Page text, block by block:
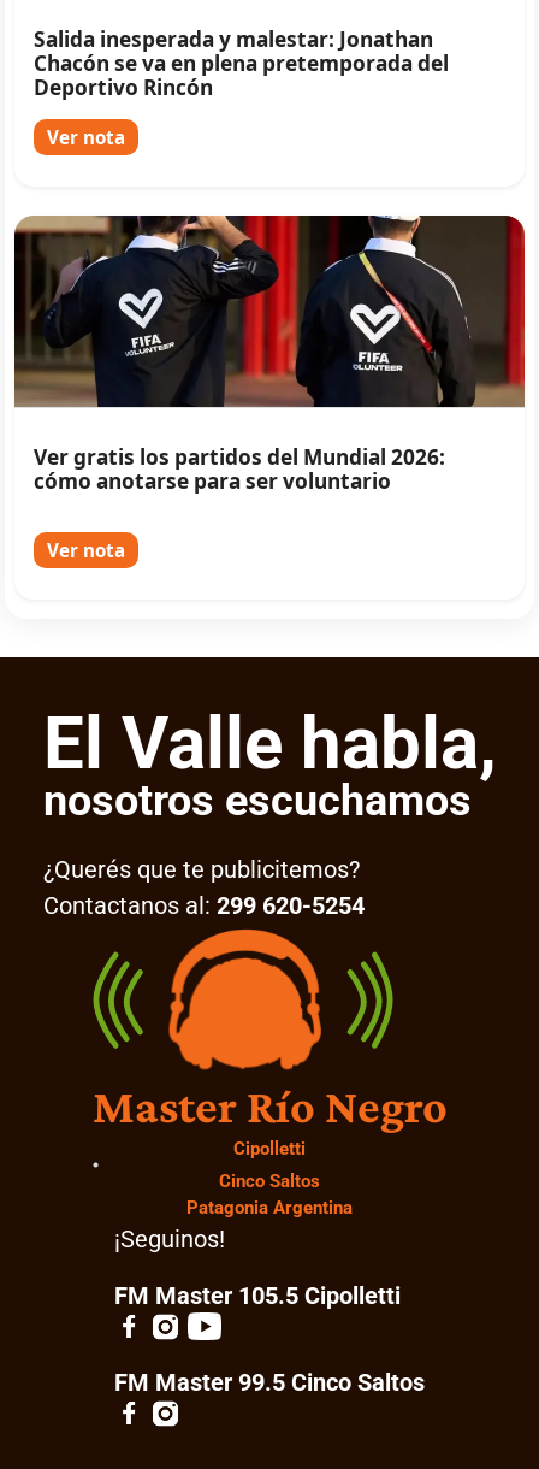
Salida inesperada y malestar: Jonathan
Chacón se va en plena pretemporada del
Deportivo Rincón
Ver nota
Ver gratis los partidos del Mundial 2026:
cómo anotarse para ser voluntario
Ver nota
El Valle habla,
nosotros escuchamos
¿Querés que te publicitemos?
Contactanos al: 299 620-5254
Master Río Negro
Cipolletti
Cinco Saltos
Patagonia Argentina
¡Seguinos!
FM Master 105.5 Cipolletti
FM Master 99.5 Cinco Saltos